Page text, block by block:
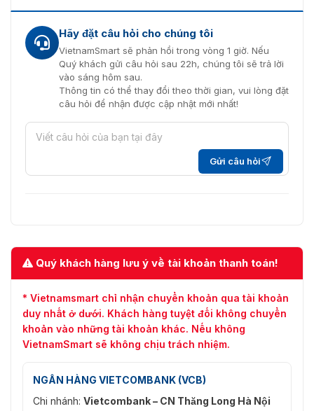
Hãy đặt câu hỏi cho chúng tôi
VietnamSmart sẽ phản hồi trong vòng 1 giờ. Nếu
Quý khách gửi câu hỏi sau 22h, chúng tôi sẽ trả lời
vào sáng hôm sau.
Thông tin có thể thay đổi theo thời gian, vui lòng đặt
câu hỏi để nhận được cập nhật mới nhất!
Gửi câu hỏi
Quý khách hàng lưu ý về tài khoản thanh toán!
* Vietnamsmart chỉ nhận chuyển khoản qua tài khoản
duy nhất ở dưới. Khách hàng tuyệt đối không chuyển
khoản vào những tài khoản khác. Nếu không
VietnamSmart sẽ không chịu trách nhiệm.
NGÂN HÀNG VIETCOMBANK (VCB)
Chi nhánh: Vietcombank – CN Thăng Long Hà Nội